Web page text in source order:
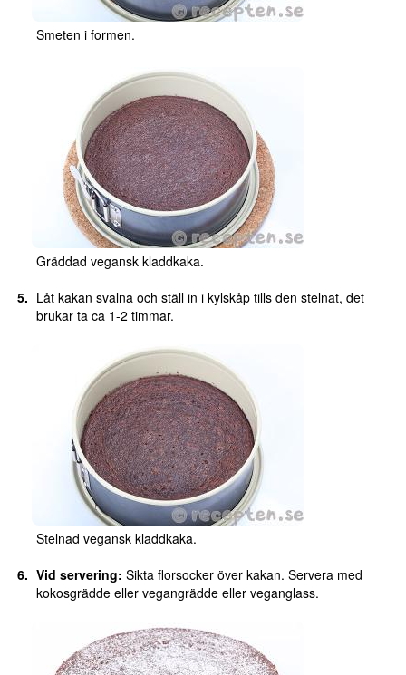
Smeten i formen.
Gräddad vegansk kladdkaka.
Låt kakan svalna och ställ in i kylskåp tills den stelnat, det
brukar ta ca 1-2 timmar.
Stelnad vegansk kladdkaka.
Vid servering: Sikta florsocker över kakan. Servera med
kokosgrädde eller vegangrädde eller veganglass.